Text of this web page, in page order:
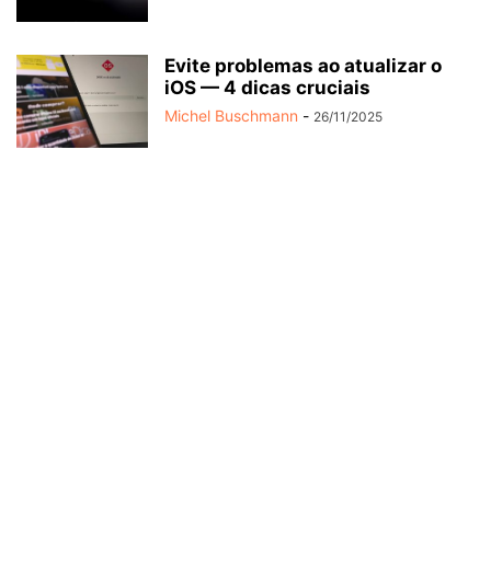
Evite problemas ao atualizar o
iOS — 4 dicas cruciais
Michel Buschmann - 26/11/2025